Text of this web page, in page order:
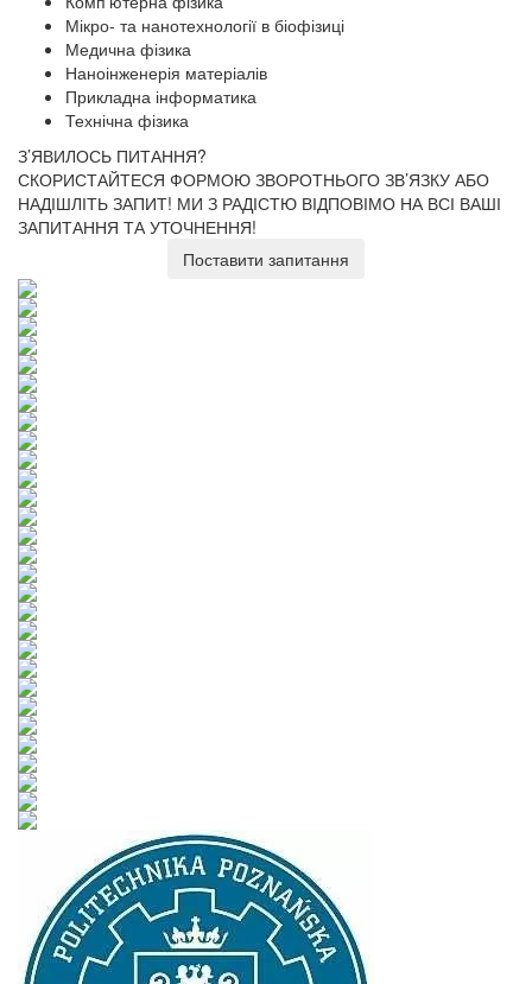
Мікро- та нанотехнології в біофізиці
Медична фізика
Наноінженерія матеріалів
Прикладна інформатика
Технічна фізика
З’ЯВИЛОСЬ ПИТАННЯ?
СКОРИСТАЙТЕСЯ ФОРМОЮ ЗВОРОТНЬОГО ЗВ’ЯЗКУ АБО
НАДІШЛІТЬ ЗАПИТ! МИ З РАДІСТЮ ВІДПОВІМО НА ВСІ ВАШІ
ЗАПИТАННЯ ТА УТОЧНЕННЯ!
Поставити запитання